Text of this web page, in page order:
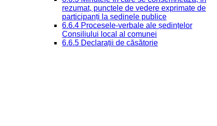
rezumat, punctele de vedere exprimate de
participanți la ședinele publice
6.6.4 Procesele-verbale ale ședințelor
Consiliului local al comunei
6.6.5 Declarații de căsătorie